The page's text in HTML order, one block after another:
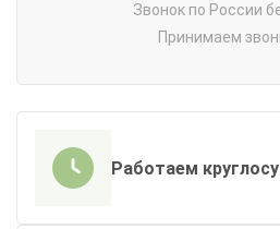
Звонок по России
Принимаем
Работаем